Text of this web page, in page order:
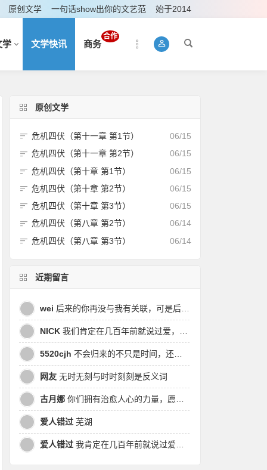
原创文学 一句话show出你的文艺范 始于2014
学 文学快讯 商务
合作
原创文学
06/15
危机四伏（第十一章 第1节）
06/15
危机四伏（第十一章 第2节）
06/15
危机四伏（第十章 第1节）
06/15
危机四伏（第十章 第2节）
06/15
危机四伏（第十章 第3节）
06/14
危机四伏（第八章 第2节）
06/14
危机四伏（第八章 第3节）
近期留言
wei 后来的你再没与我有关联，可是后来我的时间皆是你，都说地球是个圆，为何兜兜转转却走不到原点
NICK 我们肯定在几百年前就说过爱，今生却错过。此生无悔，与你爱过。茕茕孑立，且看我对酒当歌，与影对酌。
5520cjh 不会归来的不只是时间，还有曾经的我
网友 无时无刻与时时刻刻是反义词
古月娜 你们拥有治愈人心的力量，愿也将丑陋的人性一起泯灭吧！
爱人错过 芜湖
爱人错过 我肯定在几百年前就说过爱你，只是你忘了，我也记不起。我肯定在几百年前就说过爱你，只是你忘了，我也记不起。 走过路过没遇过，回头转头还是错。你我不曾感受过，相撞在街口，相撞在街口。